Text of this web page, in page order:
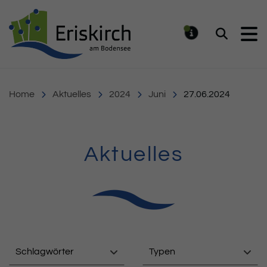
Suchen
Home Aktuelles 2024 Juni 27.06.2024
Aktuelles
Schlagwörter Typen